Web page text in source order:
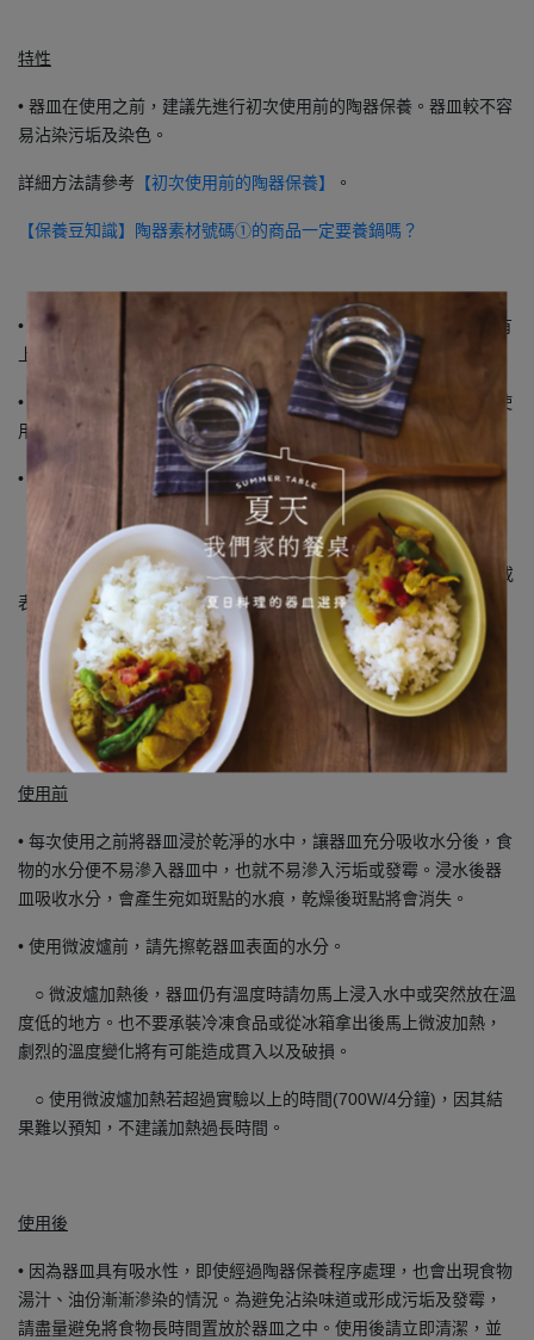
特性
• 器皿在使用之前，建議先進行初次使用前的陶器保養。器皿較不容
易沾染污垢及染色。
詳細方法請參考 【初次使用前的陶器保養】 。
【保養豆知識】陶器素材號碼①的商品一定要養鍋嗎？
• 盡量避免以金屬製鋼刷、去污粉等研磨劑清潔器皿，以免刮傷施有
上繪的器皿。
• 器皿的表面有時在全新狀態下就有細小的裂縫（貫入），或經由使
用後也會有貫入紋產生。貫入並不影響正常使用。
• 因器皿素材及製造過程會產生以下特性：
○ 會產生淡紅色斑點，稱為「御本手」。
○ 使用含較多石子成分的土質製作，器皿邊緣會有些微不平整，或
表面有些微凹凸現象。
○ 以手工製作的陶板成型工序，有時會讓器皿留有劃痕。
○ 會有顏色不均的現象。有些器皿本身和蓋子會出現少許色差。
使用前
• 每次使用之前將器皿浸於乾淨的水中，讓器皿充分吸收水分後，食
物的水分便不易滲入器皿中，也就不易滲入污垢或發霉。浸水後器
皿吸收水分，會產生宛如斑點的水痕，乾燥後斑點將會消失。
• 使用微波爐前，請先擦乾器皿表面的水分。
○ 微波爐加熱後，器皿仍有溫度時請勿馬上浸入水中或突然放在溫
度低的地方。也不要承裝冷凍食品或從冰箱拿出後馬上微波加熱，
劇烈的溫度變化將有可能造成貫入以及破損。
○ 使用微波爐加熱若超過實驗以上的時間(700W/4分鐘)，因其結
果難以預知，不建議加熱過長時間。
使用後
• 因為器皿具有吸水性，即使經過陶器保養程序處理，也會出現食物
湯汁、油份漸漸滲染的情況。為避免沾染味道或形成污垢及發霉，
請盡量避免將食物長時間置放於器皿之中。使用後請立即清潔，並